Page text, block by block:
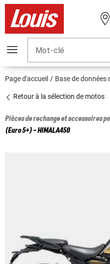
Mot-clé
Page d'accueil Base de données
Retour à la sélection de motos
Pièces de rechange et accessoires
(Euro 5+) - HIMALA450